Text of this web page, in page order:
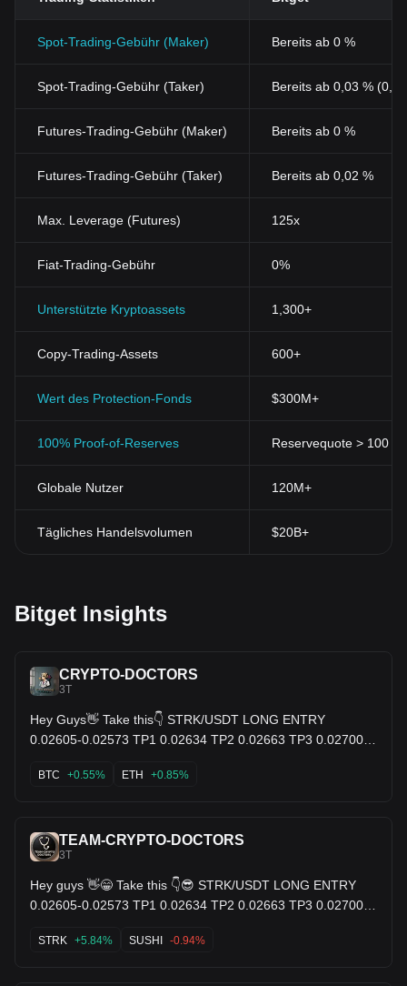
Spot-Trading-Gebühr (Maker) Bereits ab 0 %
Spot-Trading-Gebühr (Taker) Bereits ab 0,03 %
Futures-Trading-Gebühr (Maker) Bereits ab 0 %
Futures-Trading-Gebühr (Taker) Bereits ab 0,02 %
Max. Leverage (Futures) 125x
Fiat-Trading-Gebühr 0%
Unterstützte Kryptoassets 1,300+
Copy-Trading-Assets 600+
Wert des Protection-Fonds $300M+
100% Proof-of-Reserves Reservequote > 100
Globale Nutzer 120M+
Tägliches Handelsvolumen $20B+
Bitget Insights
CRYPTO-DOCTORS
3T
Hey Guys👋 Take this👇 STRK/USDT LONG ENTRY
0.02605-0.02573 TP1 0.02634 TP2 0.02663 TP3 0.02700
BTC +0.55% ETH +0.85%
TEAM-CRYPTO-DOCTORS
3T
Hey guys 👋😁 Take this 👇😎 STRK/USDT LONG ENTRY
0.02605-0.02573 TP1 0.02634 TP2 0.02663 TP3 0.02700
STRK +5.84% SUSHI -0.94%